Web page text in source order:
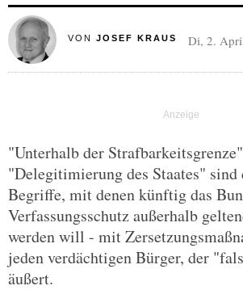
VON JOSEF KRAUS Di, 2.
"Unterhalb der
"Delegitimierung des Staates" sind
Begriffe, mit denen künftig das
Verfassungsschutz außerhalb
werden will - mit
jeden verdächtigen Bürger, der
äußert.